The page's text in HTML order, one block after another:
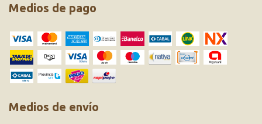
Medios de pago
Medios de envío